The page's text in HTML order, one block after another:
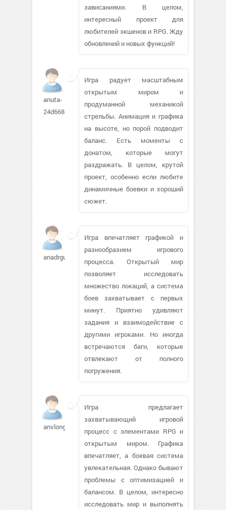
зависаниями. В целом,
интересный проект для
любителей экшенов и RPG. Жду
обновлений и новых функций!
anuta-
24d668
Игра радует масштабным
открытым миром и
продуманной механикой
стрельбы. Анимация и графика
на высоте, но порой подводит
баланс. Есть моменты с
донатом, которые могут
раздражать. В целом, крутой
проект, особенно если любите
динамичные боевки и хороший
сюжет.
anadrguly
Игра впечатляет графикой и
разнообразием игрового
процесса. Открытый мир
позволяет исследовать
множество локаций, а система
боев захватывает с первых
минут. Приятно удивляют
задания и взаимодействие с
другими игроками. Но иногда
встречаются баги, которые
отвлекают от полного
погружения.
anvlong752
Игра предлагает
захватывающий игровой
процесс с элементами RPG и
открытым миром. Графика
впечатляет, а боевая система
увлекательная. Однако бывают
проблемы с оптимизацией и
балансом. В целом, интересно
исследовать мир и выполнять